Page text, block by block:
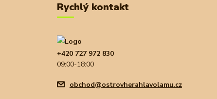
Rychlý kontakt
+420 727 972 830
09:00-18:00
obchod@ostrovherahlavolamu.cz